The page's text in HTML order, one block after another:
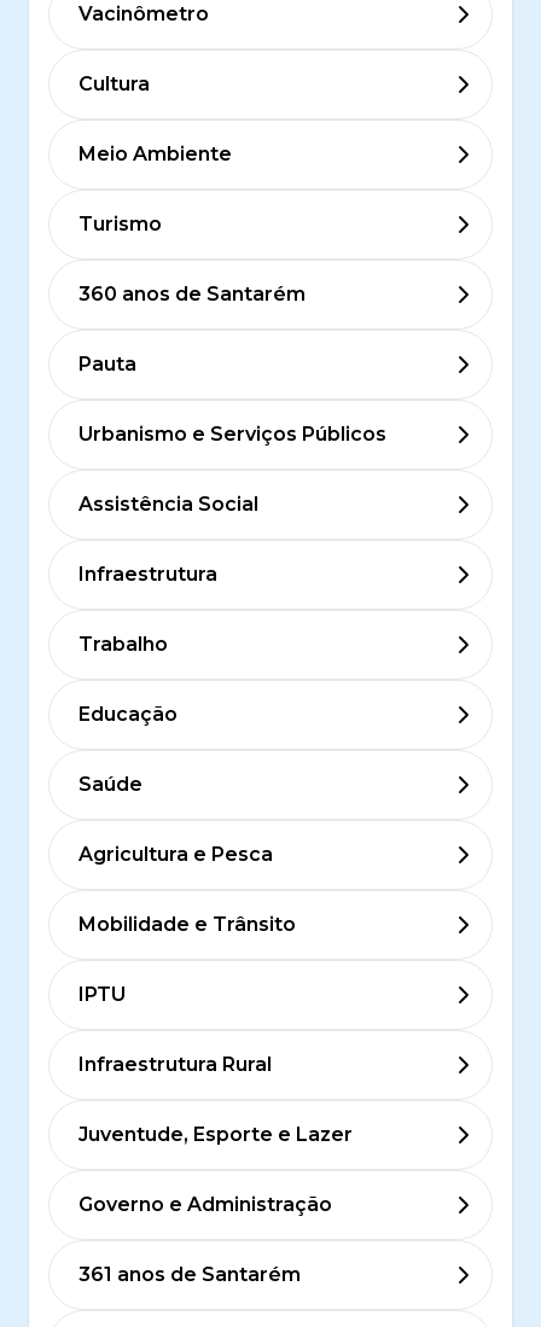
Vacinômetro
Cultura
Meio Ambiente
Turismo
360 anos de Santarém
Pauta
Urbanismo e Serviços Públicos
Assistência Social
Infraestrutura
Trabalho
Educação
Saúde
Agricultura e Pesca
Mobilidade e Trânsito
IPTU
Infraestrutura Rural
Juventude, Esporte e Lazer
Governo e Administração
361 anos de Santarém